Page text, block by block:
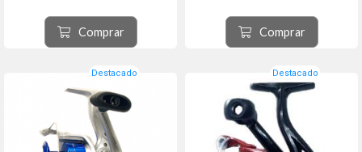
Comprar Comprar
Destacado Destacado